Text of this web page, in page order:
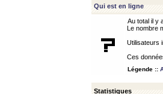
Qui est en ligne
Au total il y
Le nombre
Utilisateurs
Ces
Légende ::
Statistiques